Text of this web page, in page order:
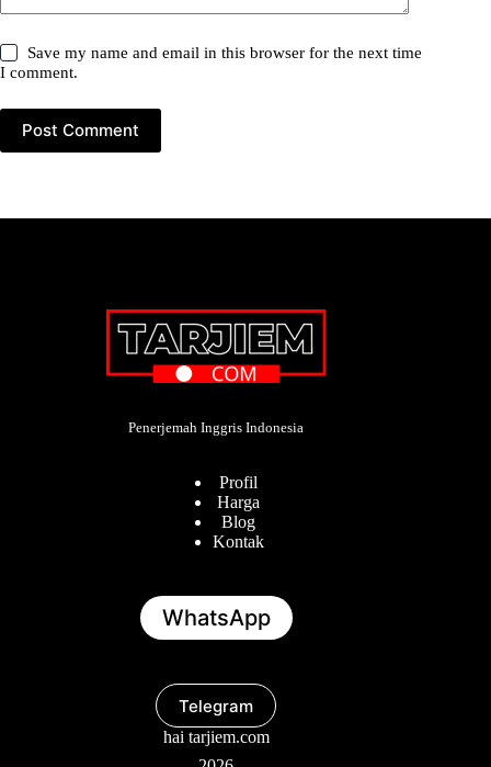
Save my name and email in this browser for the next time
I comment.
Post Comment
Penerjemah Inggris Indonesia
Profil
Harga
Blog
Kontak
WhatsApp
Telegram
hai tarjiem.com